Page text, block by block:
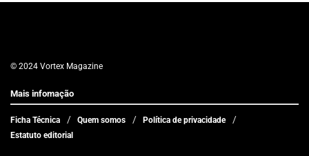
© 2024 Vortex Magazine
Mais infomação
Ficha Técnica Quem somos
Política de privacidade
Estatuto editorial